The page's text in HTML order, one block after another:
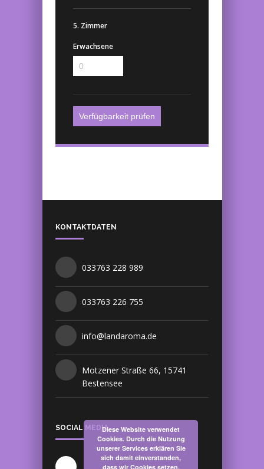
5. Zimmer
Erwachsene
KONTAKTDATEN
033763 228 989
033763 226 755
info@landaroma.de
Motzener Straße 66, 15741
Bestensee
SOCIAL MEDIADiese Website verwendet
Cookies. Durch die Nutzung
unserer Services erklären Sie
sich damit einverstanden,
dass wir Cookies setzen.